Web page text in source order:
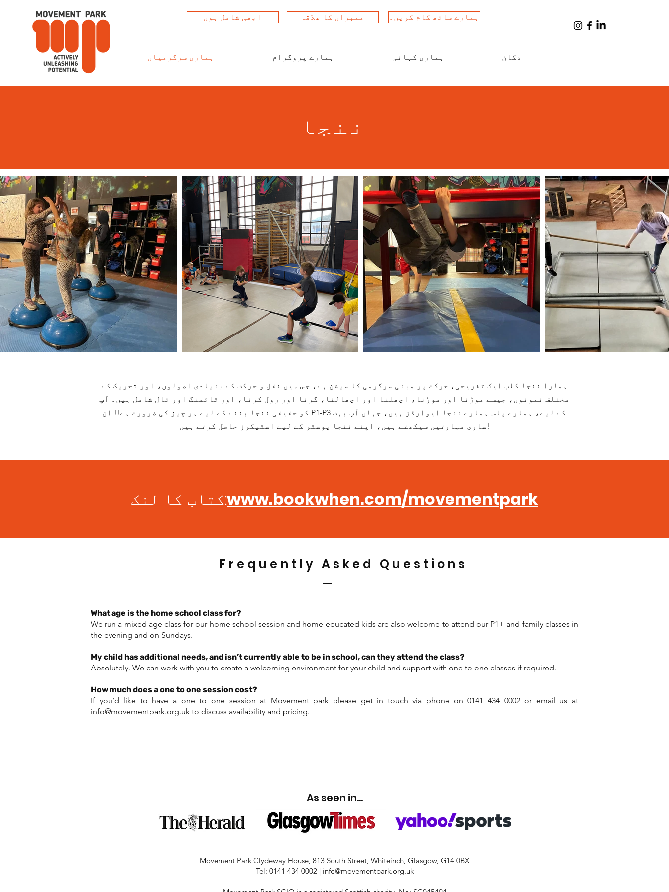
ابھی شامل ہوں ممبران کا علاقہ ہمارے ساتھ کام کریں۔
ہماری سرگرمیاں ہمارے پروگرام ہماری کہانی دکان
ننجا
ہمارا ننجا کلب ایک تفریحی، حرکت پر مبنی سرگرمی کا سیشن ہے، جس میں نقل و حرکت کے بنیادی اصولوں، اور تحریک کے
مختلف نمونوں، جیسے موڑنا اور موڑنا، اچھلنا اور اچھالنا، گرنا اور رول کرنا، اور ٹائمنگ اور تال شامل ہیں۔ آپ
کو حقیقی ننجا بننے کے لیے ہر چیز کی ضرورت ہے!! ان P1-P3 کے لیے، ہمارے پاس ہمارے ننجا ایوارڈز ہیں، جہاں آپ بہت
ساری مہارتیں سیکھتے ہیں، اپنے ننجا پوسٹر کے لیے اسٹیکرز حاصل کرتے ہیں!
کتاب کا لنک:www.bookwhen.com/movementpark
Frequently Asked Questions
What age is the home school class for?
We run a mixed age class for our home school session and home educated kids are also welcome to attend our P1+ and family classes in
the evening and on Sundays.
My child has additional needs, and isn’t currently able to be in school, can they attend the class?
Absolutely. We can work with you to create a welcoming environment for your child and support with one to one classes if required.
How much does a one to one session cost?
If you’d like to have a one to one session at Movement park please get in touch via phone on 0141 434 0002 or email us at
info@movementpark.org.uk to discuss availability and pricing.
As seen in...
Movement Park Clydeway House, 813 South Street, Whiteinch, Glasgow, G14 0BX
Tel: 0141 434 0002 | info@movementpark.org.uk